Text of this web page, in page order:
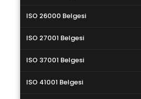
ISO 26000 Belgesi
ISO 27001 Belgesi
ISO 37001 Belgesi
ISO 41001 Belgesi